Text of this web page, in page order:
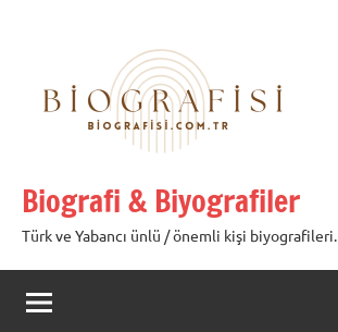
Biografi & Biyografiler
Türk ve Yabancı ünlü / önemli kişi biyografileri.